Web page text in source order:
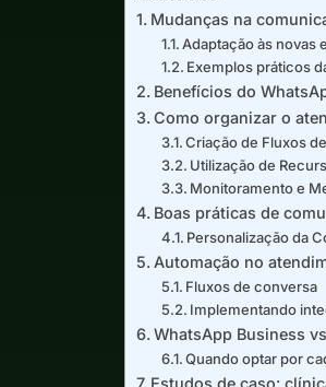
Mudanças na
Adaptação às novas
Exemplos práticos
Benefícios do
Como organizar o
Criação de Fluxos
Utilização de
Monitoramento e
Boas práticas de
Personalização da
Automação no
Fluxos de conversa
Implementando
WhatsApp Business
Quando optar por